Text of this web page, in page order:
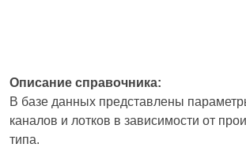
Описание справочника:
В базе данных представлены
каналов и лотков в зависимости от
типа.